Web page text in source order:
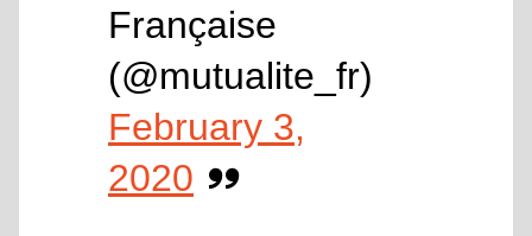
Française
(@mutualite_fr)
February 3,
2020